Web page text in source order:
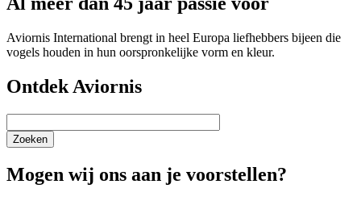
Aviornis International brengt in heel Europa liefhebbers bijeen die
vogels houden in hun oorspronkelijke vorm en kleur.
Ontdek Aviornis
Mogen wij ons aan je voorstellen?